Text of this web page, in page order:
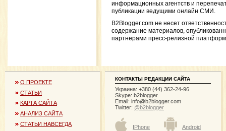
информационных агентств и
публикации ведущими онлайн СМИ.
B2Blogger.com не несет
содержание материалов,
партнерами пресс-релизной
О ПРОЕКТЕ
СТАТЬИ
КАРТА САЙТА
АНАЛИЗ САЙТА
СТАТЬИ НАВСЕГДА
КОНТАКТЫ РЕДАКЦИИ САЙТА
Украина: +380 (44) 362-24-96
Skype: b2blogger
Email: info@b2blogger.com
Twitter: @b2blogger
IPhone Android